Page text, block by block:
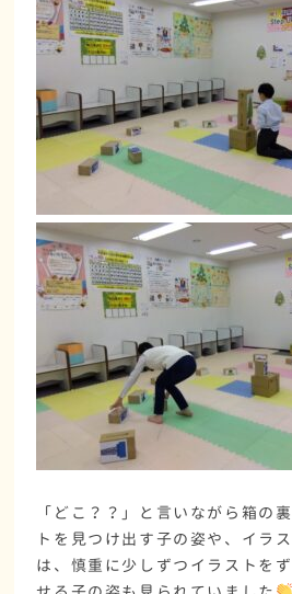
「どこ？？」と言いながら箱の
トを見つけ出す子の姿や、イラ
は、慎重に少しずつイラストを